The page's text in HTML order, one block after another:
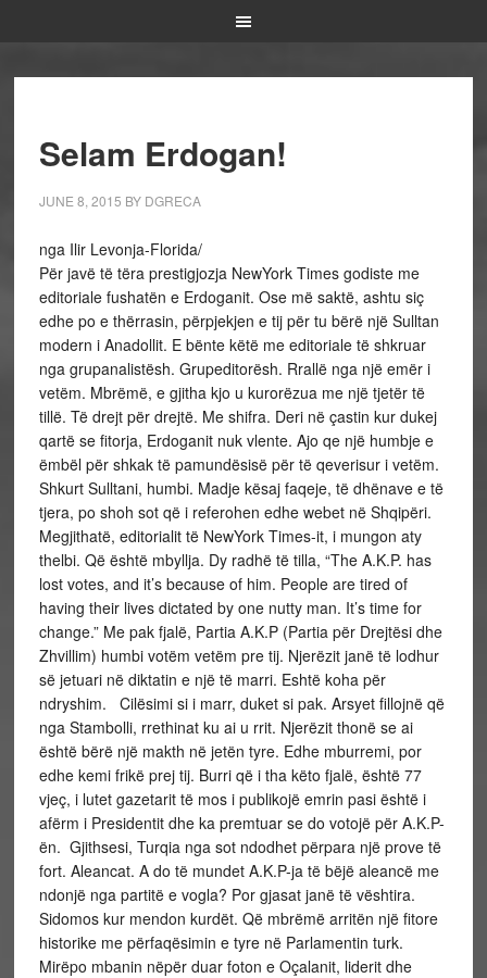
Selam Erdogan!
JUNE 8, 2015 BY DGRECA
nga Ilir Levonja-Florida/
Për javë të tëra prestigjozja NewYork Times godiste me
editoriale fushatën e Erdoganit. Ose më saktë, ashtu siç
edhe po e thërrasin, përpjekjen e tij për tu bërë një Sulltan
modern i Anadollit. E bënte këtë me editoriale të shkruar
nga grupanalistësh. Grupeditorësh. Rrallë nga një emër i
vetëm. Mbrëmë, e gjitha kjo u kurorëzua me një tjetër të
tillë. Të drejt për drejtë. Me shifra. Deri në çastin kur dukej
qartë se fitorja, Erdoganit nuk vlente. Ajo qe një humbje e
ëmbël për shkak të pamundësisë për të qeverisur i vetëm.
Shkurt Sulltani, humbi. Madje kësaj faqeje, të dhënave e të
tjera, po shoh sot që i referohen edhe webet në Shqipëri.
Megjithatë, editorialit të NewYork Times-it, i mungon aty
thelbi. Që është mbyllja. Dy radhë të tilla, “The A.K.P. has
lost votes, and it’s because of him. People are tired of
having their lives dictated by one nutty man. It’s time for
change.” Me pak fjalë, Partia A.K.P (Partia për Drejtësi dhe
Zhvillim) humbi votëm vetëm pre tij. Njerëzit janë të lodhur
së jetuari në diktatin e një të marri. Eshtë koha për
ndryshim. Cilësimi si i marr, duket si pak. Arsyet fillojnë që
nga Stambolli, rrethinat ku ai u rrit. Njerëzit thonë se ai
është bërë një makth në jetën tyre. Edhe mburremi, por
edhe kemi frikë prej tij. Burri që i tha këto fjalë, është 77
vjeç, i lutet gazetarit të mos i publikojë emrin pasi është i
afërm i Presidentit dhe ka premtuar se do votojë për A.K.P-
ën. Gjithsesi, Turqia nga sot ndodhet përpara një prove të
fort. Aleancat. A do të mundet A.K.P-ja të bëjë aleancë me
ndonjë nga partitë e vogla? Por gjasat janë të vështira.
Sidomos kur mendon kurdët. Që mbrëmë arritën një fitore
historike me përfaqësimin e tyre në Parlamentin turk.
Mirëpo mbanin nëpër duar foton e Oçalanit, liderit dhe